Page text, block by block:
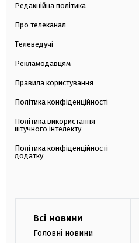
Редакційна політика
Про телеканал
Телеведучі
Рекламодавцям
Правила користування
Політика конфіденційності
Політика використання
штучного інтелекту
Політика конфіденційності
додатку
Всі новини
Головні новини